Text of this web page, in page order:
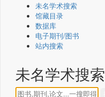
未名学术搜索
馆藏目录
数据库
电子期刊/图书
站内搜索
未名学术搜索